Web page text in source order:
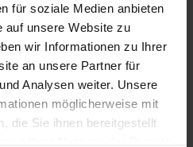
für soziale Medien anbieten
auf unsere Website zu
wir Informationen zu Ihrer
an unsere Partner für
Analysen weiter. Unsere
möglicherweise mit
die Sie ihnen bereitgestellt
Information
sind verfübar......more
+++ look at